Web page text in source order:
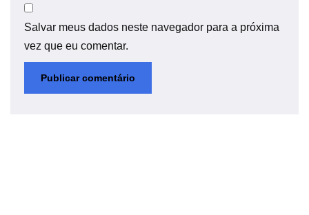
Salvar meus dados neste navegador para a próxima
vez que eu comentar.